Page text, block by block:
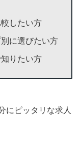
したい方
に選びたい方
りたい方
にピッタリな求人